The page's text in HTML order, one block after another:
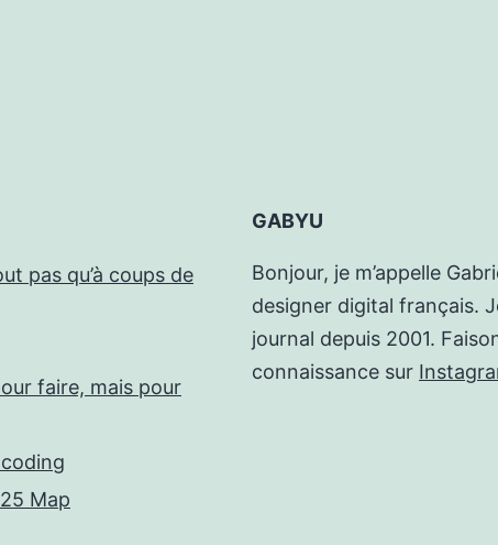
pas qu’à coups de
faire, mais pour
Map
GABYU
Bonjour, je m’appelle
designer digital français.
journal depuis 2001.
connaissance sur